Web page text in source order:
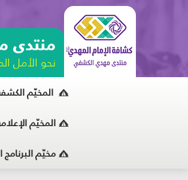
منتدى
نحو الأمل
المخيّم
المخيّم
مخيّم البرنامج